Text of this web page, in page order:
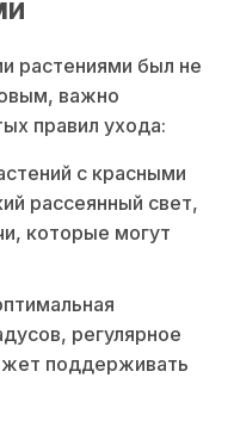
растениями был не
важно
правил ухода:
с красными
рассеянный свет,
которые могут
регулярное
поддерживать